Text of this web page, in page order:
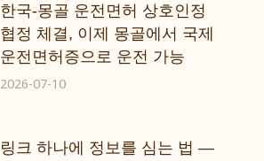
한국-몽골 운전면허 상호인정
협정 체결, 이제 몽골에서 국제
운전면허증으로 운전 가능
2026-07-10
링크 하나에 정보를 심는 법 —